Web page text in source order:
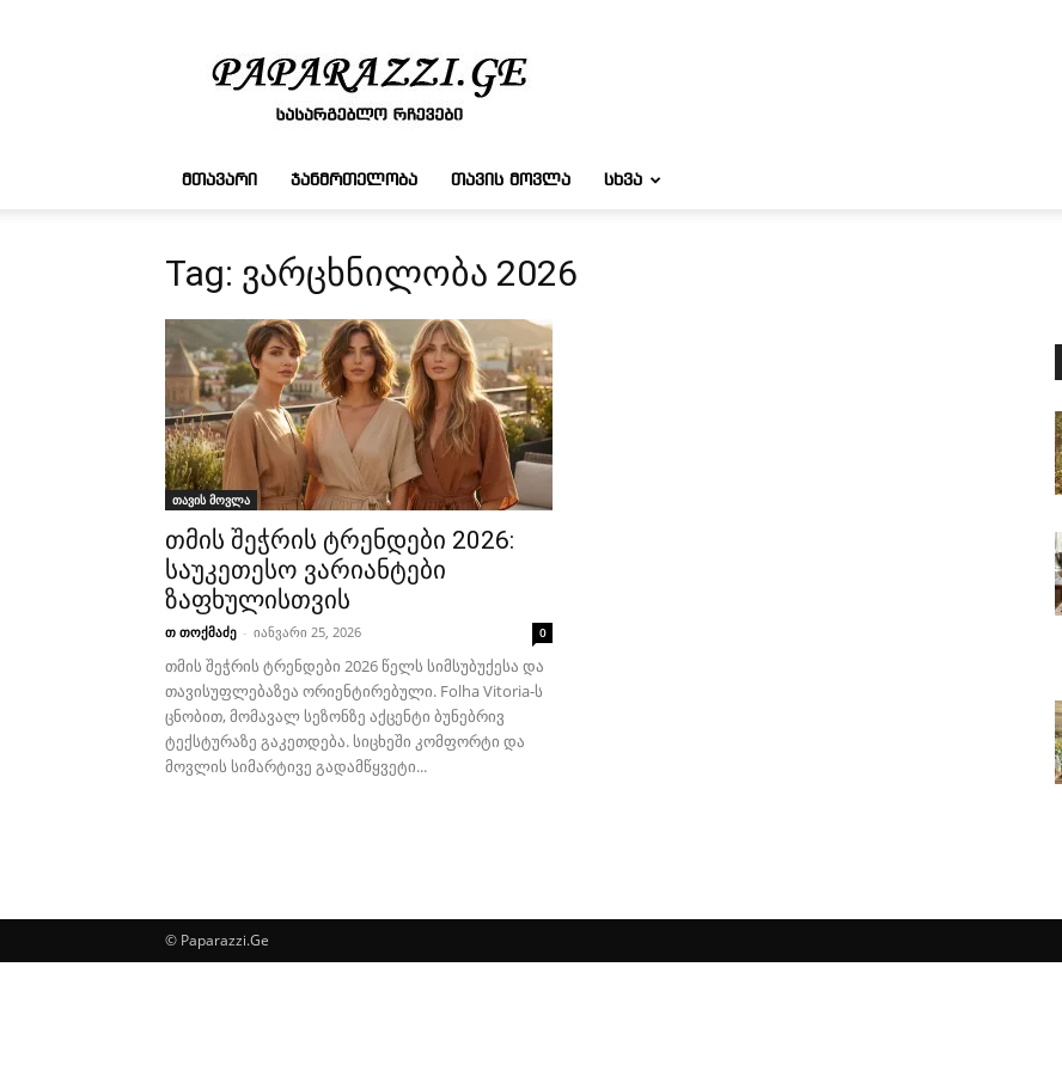
რჩევები
ᲛᲗᲐᲕᲐᲠᲘ ᲯᲐᲜᲛᲠᲗᲔᲚᲝᲑᲐ ᲗᲐᲕᲘᲡ ᲛᲝᲕᲚᲐ ᲡᲮᲕᲐ
Tag: ვარცხნილობა 2026
თავის მოვლა
თმის შეჭრის ტრენდები 2026:
საუკეთესო ვარიანტები
ზაფხულისთვის
თ თოქმაძე - იანვარი 25, 2026 0
თმის შეჭრის ტრენდები 2026 წელს სიმსუბუქესა და
თავისუფლებაზეა ორიენტირებული. Folha Vitoria-ს
ცნობით, მომავალ სეზონზე აქცენტი ბუნებრივ
ტექსტურაზე გაკეთდება. სიცხეში კომფორტი და
მოვლის სიმარტივე გადამწყვეტი...
© Paparazzi.Ge